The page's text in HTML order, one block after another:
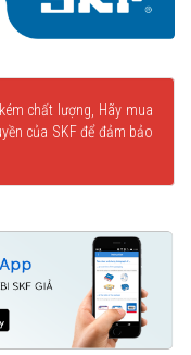
chất lượng, Hãy mua
của SKF để đảm bảo